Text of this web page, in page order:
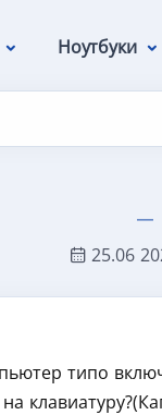
Ноутбуки
25.06
типо